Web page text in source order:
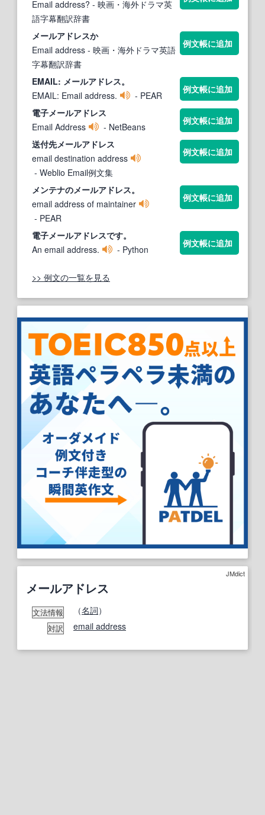
Email address? - 映画・海外ドラマ英
語字幕翻訳辞書
メールアドレスか
Email address - 映画・海外ドラマ英語
字幕翻訳辞書
例文帳に追加
EMAIL: メールアドレス。
EMAIL: Email address.
- PEAR
例文帳に追加
電子メールアドレス
Email Address
- NetBeans
例文帳に追加
送付先メールアドレス
email destination address
- Weblio Email例文集
例文帳に追加
メンテナのメールアドレス。
email address of maintainer
- PEAR
例文帳に追加
電子メールアドレスです。
An email address.
- Python
例文帳に追加
>> 例文の一覧を見る
JMdict
メールアドレス
文法情報 （名詞）
対訳 email address